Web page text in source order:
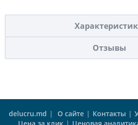
Отзывы
delucru.md | О сайте | Контакты |